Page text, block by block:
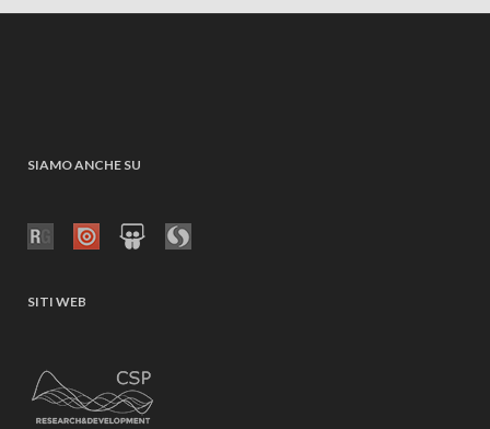
SIAMO ANCHE SU
SITI WEB